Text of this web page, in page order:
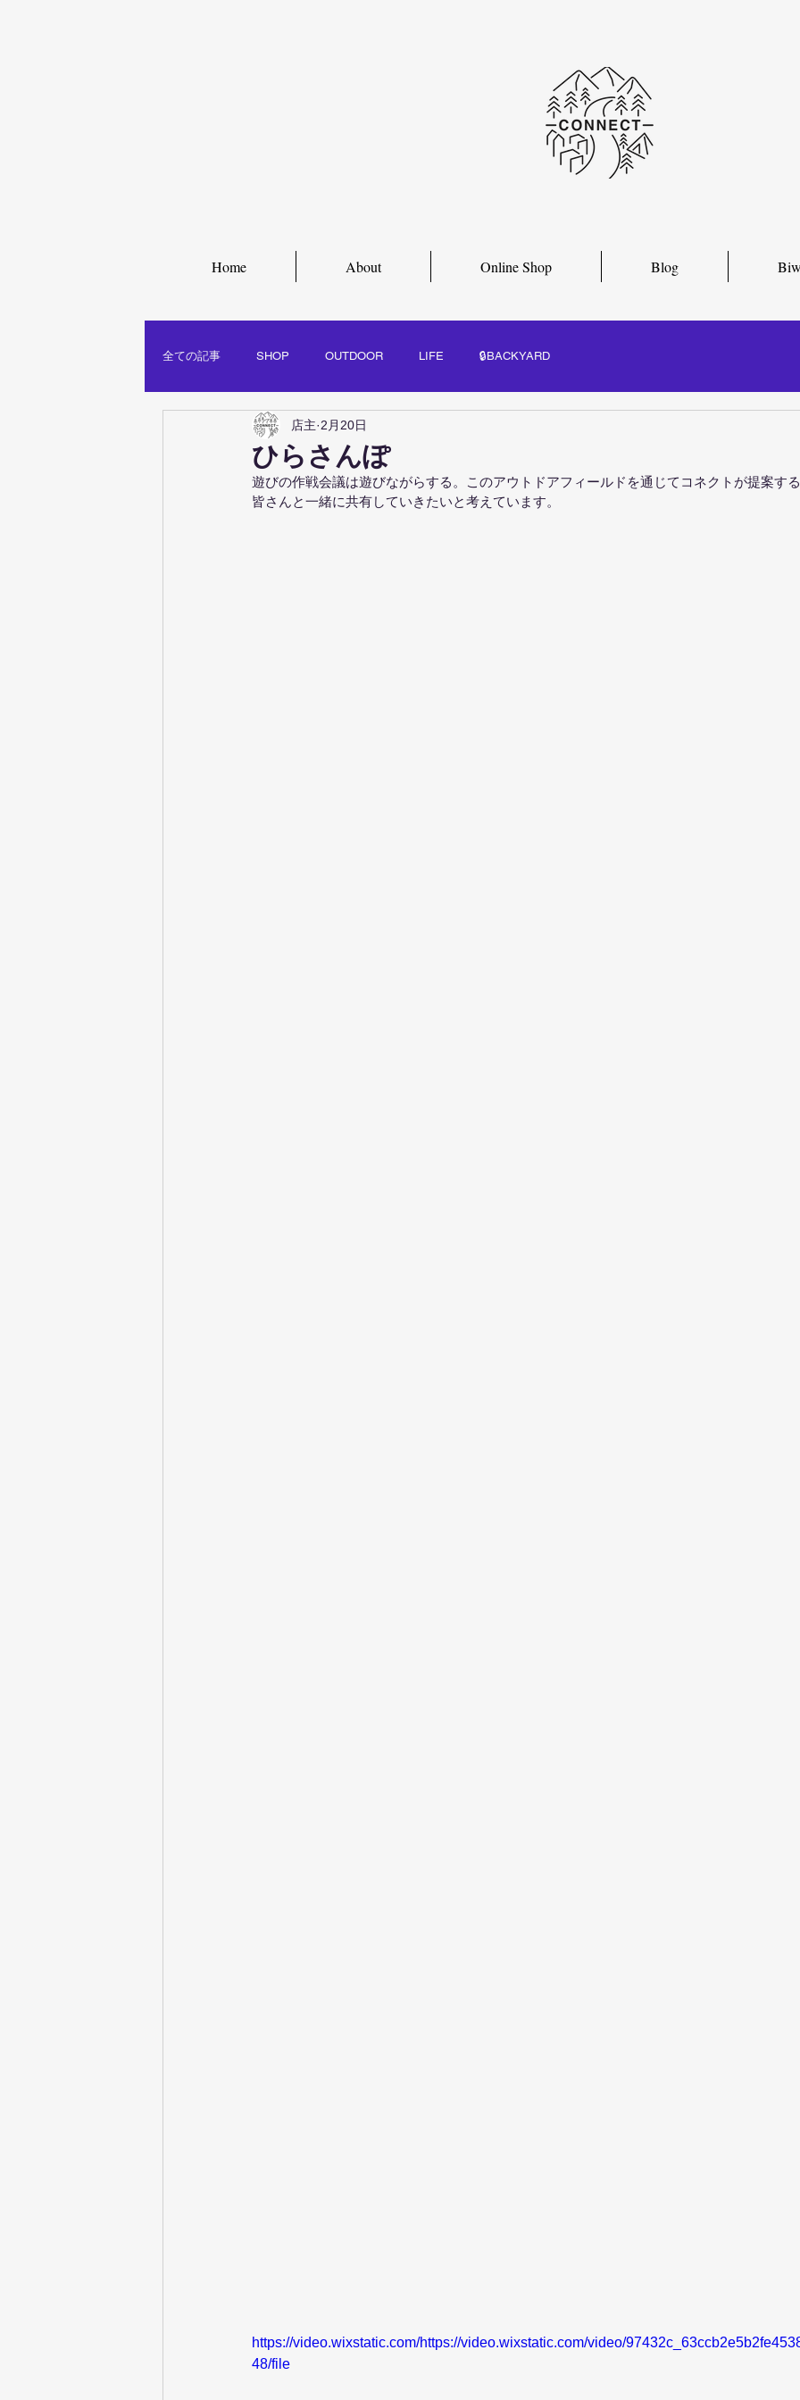
Home About Online Shop Blog
全ての記事 SHOP OUTDOOR LIFE 🔒BACKYARD
ひらさんぽ
店主 2月20日
遊びの作戦会議は遊びながらする。このアウトドアフィールドを通じてコネクトが提案す
皆さんと一緒に共有していきたいと考えています。
https://video.wixstatic.com/https://video.wixstatic.com/video/
48/file